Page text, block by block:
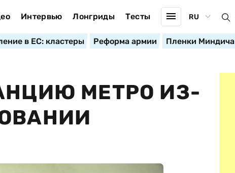
Интервью Лонгриды Тесты RU
в ЕС: кластеры Реформа армии Пленки Миндича
МЕТРО ИЗ-